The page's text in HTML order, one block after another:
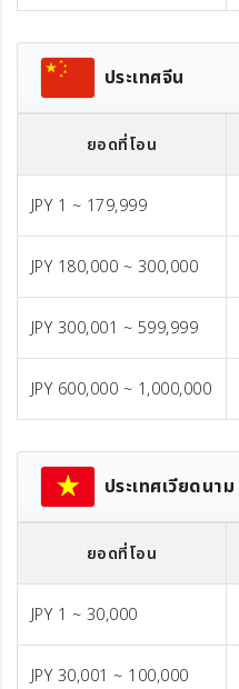
ประเทศจีน
ยอดที่โอน
JPY 1 ~ 179,999
JPY 180,000 ~ 300,000
JPY 300,001 ~ 599,999
JPY 600,000 ~ 1,000,000
ประเทศเวียดนาม
ยอดที่โอน
JPY 1 ~ 30,000
JPY 30,001 ~ 100,000